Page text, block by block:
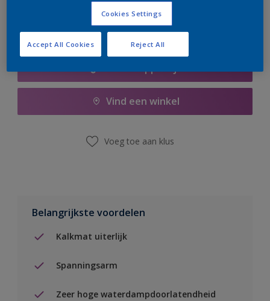
Vind een winkel
Voeg toe aan klus
Belangrijkste voordelen
Kalkmat uiterlijk
Spanningsarm
Zeer hoge waterdampdoorlatendheid
Cookies Settings
Reject All
Accept All Cookies